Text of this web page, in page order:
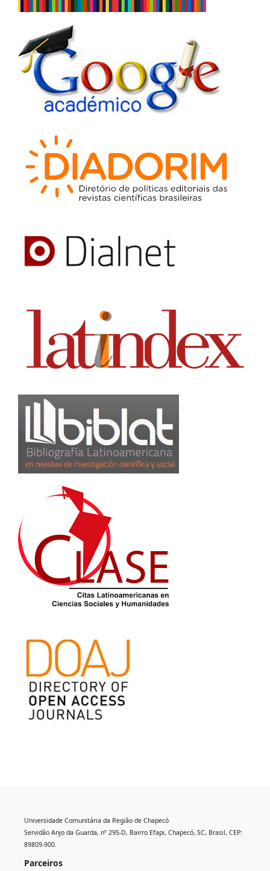
Universidade Comunitária da Região de Chapecó
Servidão Anjo da Guarda, nº 295-D, Bairro Efapi, Chapecó, SC, Brasil, CEP:
89809-900.
Parceiros